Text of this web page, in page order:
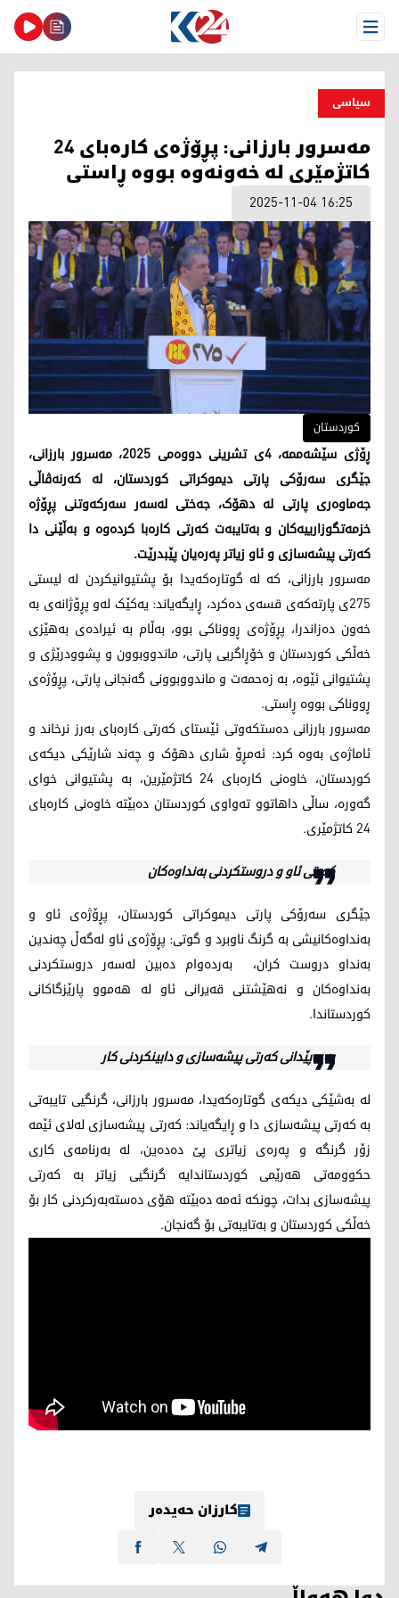
Open Menu
سیاسی
مەسرور بارزانی: پڕۆژەی کارەبای 24
کاتژمێری لە خەونەوە بووە ڕاستی
2025-11-04 16:25
کوردستان
ڕۆژی سێشەممە، 4ی تشرینی دووەمی 2025، مەسرور بارزانی،
جێگری سەرۆکی پارتی دیموکراتی کوردستان، لە کەرنەڤاڵی
جەماوەری پارتی لە دهۆک، جەختی لەسەر سەرکەوتنی پڕۆژە
خزمەتگوزارییەکان و بەتایبەت کەرتی کارەبا کردەوە و بەڵێنی دا
کەرتی پیشەسازی و ئاو زیاتر پەرەیان پێبدرێت.
مەسرور بارزانی، کە لە گوتارەکەیدا بۆ پشتیوانیکردن لە لیستی
275ی پارتەکەی قسەی دەکرد، ڕایگەیاند: یەکێک لەو پڕۆژانەی بە
خەون دەزاندرا، پڕۆژەی ڕووناکی بوو، بەڵام بە ئیرادەی بەهێزی
خەڵکی کوردستان و خۆڕاگریی پارتی، ماندووبوون و پشوودرێژی و
پشتیوانی ئێوە، بە زەحمەت و ماندووبوونی گەنجانی پارتی، پڕۆژەی
ڕووناکی بووە ڕاستی.
مەسرور بارزانی دەستکەوتی ئێستای کەرتی کارەبای بەرز نرخاند و
ئاماژەی بەوە کرد: ئەمڕۆ شاری دهۆک و چەند شارێکی دیکەی
کوردستان، خاوەنی کارەبای 24 کاتژمێرین، بە پشتیوانی خوای
گەورە، ساڵی داهاتوو تەواوی کوردستان دەبێتە خاوەنی کارەبای
24 کاتژمێری.
کەرتی ئاو و دروستکردنی بەنداوەکان
جێگری سەرۆکی پارتی دیموکراتی کوردستان، پڕۆژەی ئاو و
بەنداوەکانیشی بە گرنگ ناوبرد و گوتی: پڕۆژەی ئاو لەگەڵ چەندین
بەنداو دروست کران، بەردەوام دەبین لەسەر دروستکردنی
بەنداوەکان و نەهێشتنی قەیرانی ئاو لە هەموو پارێزگاکانی
کوردستاندا.
پەرەپێدانی کەرتی پیشەسازی و دابینکردنی کار
لە بەشێکی دیکەی گوتارەکەیدا، مەسرور بارزانی، گرنگیی تایبەتی
بە کەرتی پیشەسازی دا و ڕایگەیاند: کەرتی پیشەسازی لەلای ئێمە
زۆر گرنگە و پەرەی زیاتری پێ دەدەین، لە بەرنامەی کاری
حکوومەتی هەرێمی کوردستاندایە گرنگیی زیاتر بە کەرتی
پیشەسازی بدات، چونکە ئەمە دەبێتە هۆی دەستەبەرکردنی کار بۆ
خەڵکی کوردستان و بەتایبەتی بۆ گەنجان.
کارزان حەیدەر